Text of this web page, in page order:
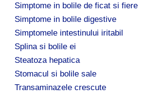
Simptome in bolile de ficat si fiere
Simptome in bolile digestive
Simptomele intestinului iritabil
Splina si bolile ei
Steatoza hepatica
Stomacul si bolile sale
Transaminazele crescute